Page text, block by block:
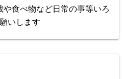
食べ物など日常の事等いろ
いします